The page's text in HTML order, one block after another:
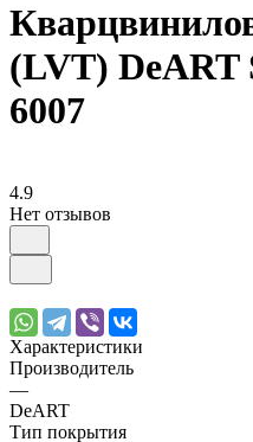
(LVT) DeART
6007
4.9
Нет отзывов
Характеристики
Производитель
—
DeART
Тип покрытия